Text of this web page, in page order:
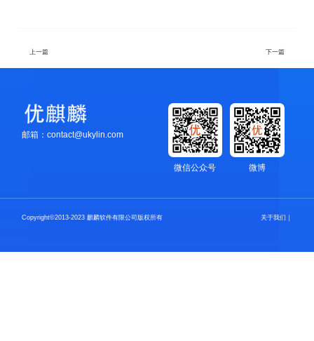
上一篇 下一篇
邮箱：contact@ukylin.com
微博
微信公众号
Copyright©2013-2023 麒麟软件有限公司版权所有 关于我们 ｜